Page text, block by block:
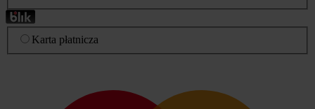
Karta płatnicza